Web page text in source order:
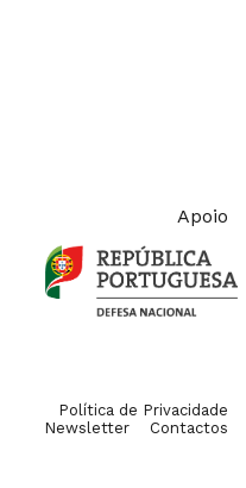
Apoio
Política de Privacidade
Newsletter
Contactos